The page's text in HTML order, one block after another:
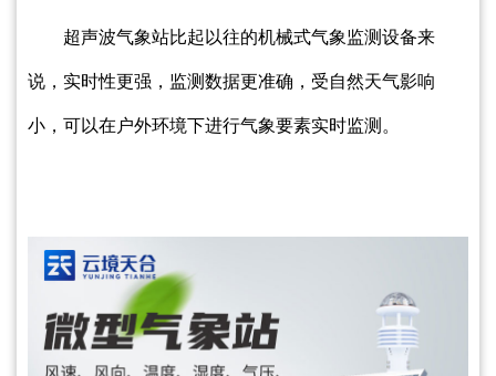
超声波气象站比起以往的机械式气象监测设备来
说，实时性更强，监测数据更准确，受自然天气影响
小，可以在户外环境下进行气象要素实时监测。